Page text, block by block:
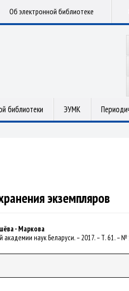
Об электронной библиотеке
библиотеки ЭУМК
экземпляров
- Маркова
наук Беларуси. – 2017. – Т. 61. – №